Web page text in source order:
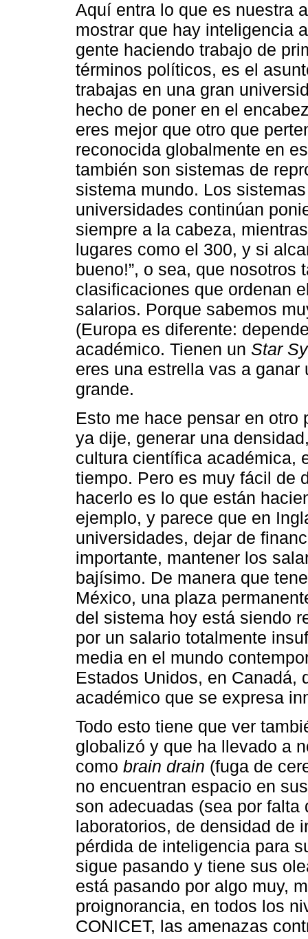
Aquí entra lo que es nuestra
mostrar que hay inteligencia
gente haciendo trabajo de
términos políticos, es el
trabajas en una gran
hecho de poner en el
eres mejor que otro que
reconocida globalmente en
también son sistemas de
sistema mundo. Los
universidades continúan
siempre a la cabeza,
lugares como el 300, y si
bueno!”, o sea, que
clasificaciones que ordenan
salarios. Porque sabemos
(Europa es diferente:
académico. Tienen un Star
eres una estrella vas a
grande.
Esto me hace pensar en
ya dije, generar una
cultura científica académica,
tiempo. Pero es muy fácil de
hacerlo es lo que están
ejemplo, y parece que en
universidades, dejar de
importante, mantener los
bajísimo. De manera que
México, una plaza
del sistema hoy está siendo
por un salario totalmente
media en el mundo
Estados Unidos, en Canadá,
académico que se expresa
Todo esto tiene que ver
globalizó y que ha llevado a
como brain drain (fuga de
no encuentran espacio en
son adecuadas (sea por
laboratorios, de densidad de
pérdida de inteligencia para
sigue pasando y tiene sus
está pasando por algo muy,
proignorancia, en todos los
CONICET, las amenazas